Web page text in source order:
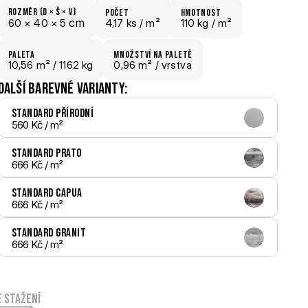
Rozměr (D × š × V)
60 × 40 × 5 cm
počet
4,17 ks / m²
hmotnost
110 kg / m²
paletA
10,56 m² / 1162 kg
Množství na paletě
0,96 m² / vrstva
barevné varianty:
Standard Přírodní
560 Kč / m²
Standard Prato
666 Kč / m²
Standard Capua
666 Kč / m²
Standard Granit
666 Kč / m²
stažení